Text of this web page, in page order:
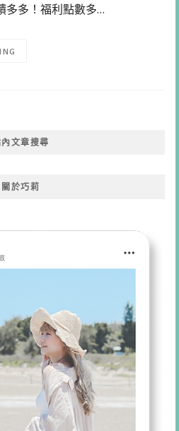
多多！福利點數多…
文章搜尋
關於巧莉